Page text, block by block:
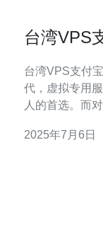
台湾VPS
台湾VPS支付宝：安全
代，虚拟专用
人的首选。而
式。 台湾地区拥有发达的网络基础设施和稳定的网络
2025年7月6日